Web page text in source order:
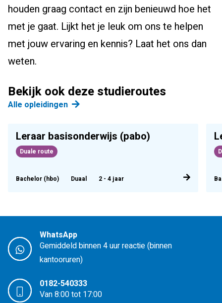
houden graag contact en zijn benieuwd hoe het
met je gaat. Lijkt het je leuk om ons te helpen
met jouw ervaring en kennis? Laat het ons dan
weten.
Bekijk ook deze studieroutes
Alle opleidingen
Leraar basisonderwijs (pabo)
Duale route
Bachelor (hbo) Duaal 2 - 4 jaar
WhatsApp
Gemiddeld binnen 4 uur reactie (binnen
kantooruren)
0182-540333
Van 8:00 tot 17:00